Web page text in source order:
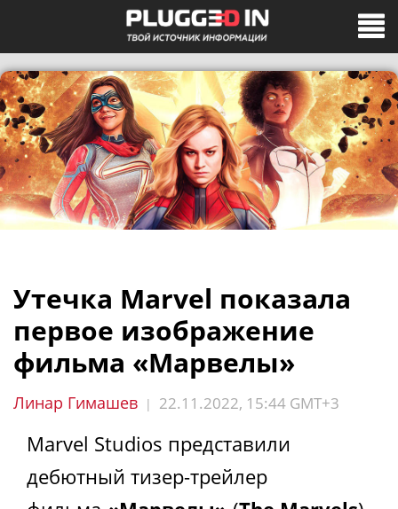
Утечка Marvel показала
первое изображение
фильма «Марвелы»
Линар Гимашев | 22.11.2022, 15:44 GMT+3
Marvel Studios представили
дебютный тизер-трейлер